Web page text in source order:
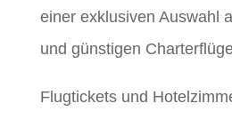
einer exklusiven Auswahl
und günstigen
Flugtickets und